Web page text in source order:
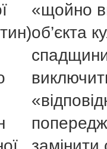
«щойно
об’єкта